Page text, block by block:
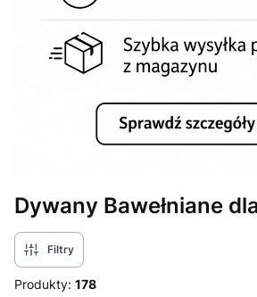
Dywany Bawełniane
Filtry
Produkty: 178